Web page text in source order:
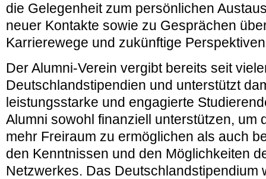
die Gelegenheit zum persönlichen
neuer Kontakte sowie zu Gesprächen
Karrierewege und zukünftige
Der Alumni-Verein vergibt bereits seit
Deutschlandstipendien und unterstützt
leistungsstarke und engagierte
Alumni sowohl finanziell unterstützen, um
mehr Freiraum zu ermöglichen als auch
den Kenntnissen und den Möglichkeiten
Netzwerkes. Das Deutschlandstipendium